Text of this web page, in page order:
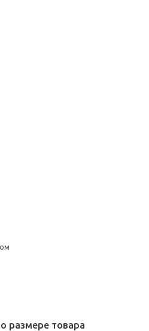
размере товара